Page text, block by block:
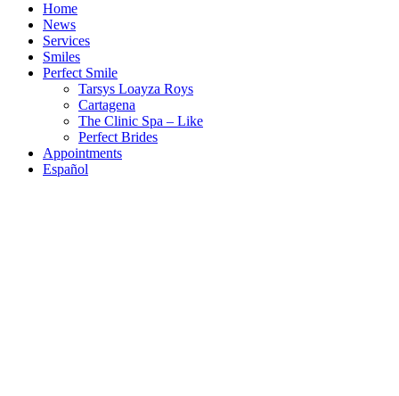
Home
News
Services
Smiles
Perfect Smile
Tarsys Loayza Roys
Cartagena
The Clinic Spa – Like
Perfect Brides
Appointments
Español